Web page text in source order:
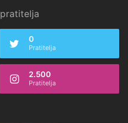
pratitelja
0
Pratitelja
2.500
Pratitelja